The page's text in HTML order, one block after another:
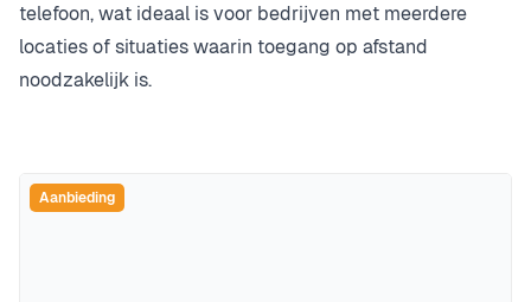
telefoon, wat ideaal is voor bedrijven met meerdere
locaties of situaties waarin toegang op afstand
noodzakelijk is.
Aanbieding